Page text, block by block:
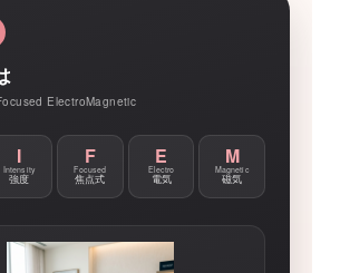
ElectroMagnetic
I
Intensity
強度
F
Focused
焦点式
E
Electro
電気
M
Magnetic
磁気